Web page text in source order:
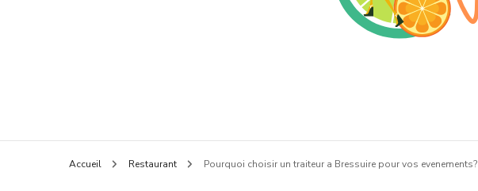
Voreblog
Accueil Restaurant Pourquoi choisir un traiteur a Bressuire pour vos evenements?